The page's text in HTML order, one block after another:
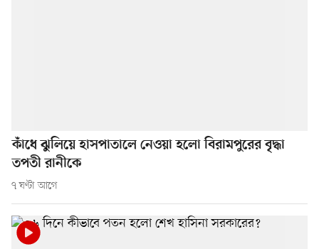
কাঁধে ঝুলিয়ে হাসপাতালে নেওয়া হলো বিরামপুরের বৃদ্ধা
তপতী রানীকে
৭ ঘণ্টা আগে